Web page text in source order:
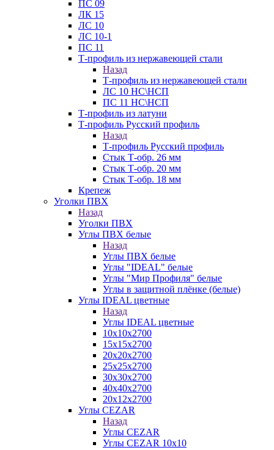
ПС 09
ЛК 15
ЛС 10
ЛС 10-1
ПС 11
Т-профиль из нержавеющей стали
Назад
Т-профиль из нержавеющей стали
ЛС 10 НС\НСП
ПС 11 НС\НСП
Т-профиль из латуни
Т-профиль Русский профиль
Назад
Т-профиль Русский профиль
Стык Т-обр. 26 мм
Стык Т-обр. 20 мм
Стык Т-обр. 18 мм
Крепеж
Уголки ПВХ
Назад
Уголки ПВХ
Углы ПВХ белые
Назад
Углы ПВХ белые
Углы "IDEAL" белые
Углы "Мир Профиля" белые
Углы в защитной плёнке (белые)
Углы IDEAL цветные
Назад
Углы IDEAL цветные
10х10х2700
15х15х2700
20х20х2700
25х25х2700
30х30х2700
40х40х2700
20х12х2700
Углы CEZAR
Назад
Углы CEZAR
Углы CEZAR 10х10